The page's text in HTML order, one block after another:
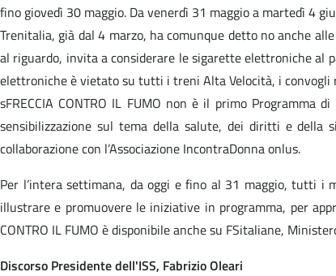
fino giovedì 30 maggio. Da venerdì 31 maggio a martedì 4
Trenitalia, già dal 4 marzo, ha comunque detto no anche
al riguardo, invita a considerare le sigarette elettroniche al
elettroniche è vietato su tutti i treni Alta Velocità, i convogli
sFRECCIA CONTRO IL FUMO non è il primo
sensibilizzazione sul tema della salute, dei diritti e della
collaborazione con l’Associazione IncontraDonna onlus.
Per l’intera settimana, da oggi e fino al 31 maggio, tutti i
illustrare e promuovere le iniziative in programma, per
CONTRO IL FUMO è disponibile anche su FSitaliane,
Discorso Presidente dell'ISS, Fabrizio Oleari